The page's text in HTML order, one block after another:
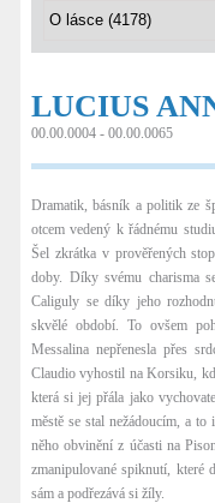
LUCIUS
00.00.0004 - 00.00.0065
Dramatik, básník a politik ze
otcem vedený k řádnému
Šel zkrátka v prověřených
doby. Díky svému charisma
Caliguly se díky jeho
skvělé období. To ovšem
Messalina nepřenesla přes
Claudio vyhostil na Korsiku,
která si jej přála jako
městě se stal nežádoucím, a
něho obvinění z účasti na
zmanipulované spiknutí, které
sám a podřezává si žíly.